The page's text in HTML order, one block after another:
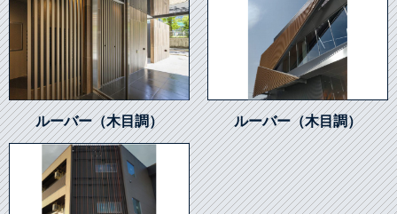
ルーバー（木目調） ルーバー（木目調）